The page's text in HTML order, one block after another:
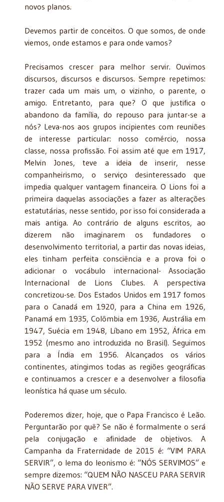
novos planos.
Devemos partir de conceitos. O que somos, de onde
viemos, onde estamos e para onde vamos?
Precisamos crescer para melhor servir. Ouvimos
discursos, discursos e discursos. Sempre repetimos:
trazer cada um mais um, o vizinho, o parente, o
amigo. Entretanto, para que? O que justifica o
abandono da família, do repouso para juntar-se a
nós? Leva-nos aos grupos incipientes com reuniões
de interesse particular: nosso comércio, nossa
classe, nossa profissão. Foi assim até que em 1917,
Melvin Jones, teve a ideia de inserir, nesse
companheirismo, o serviço desinteressado que
impedia qualquer vantagem financeira. O Lions foi a
primeira daquelas associações a fazer as alterações
estatutárias, nesse sentido, por isso foi considerada a
mais antiga. Ao contrário de alguns escritos, ao
dizerem não imaginarem os fundadores o
desenvolvimento territorial, a partir das novas ideias,
eles tinham perfeita consciência e a prova foi o
adicionar o vocábulo internacional- Associação
Internacional de Lions Clubes. A perspectiva
concretizou-se. Dos Estados Unidos em 1917 fomos
para o Canadá em 1920, para a China em 1926,
Panamá em 1935, Colômbia em 1936, Austrália em
1947, Suécia em 1948, Líbano em 1952, África em
1952 (mesmo ano introduzida no Brasil). Seguimos
para a Índia em 1956. Alcançados os vários
continentes, atingimos todas as regiões geográficas
e continuamos a crescer e a desenvolver a filosofia
leonística há quase um século.
Poderemos dizer, hoje, que o Papa Francisco é Leão.
Perguntarão por quê? Se não é formalmente o será
pela conjugação e afinidade de objetivos. A
Campanha da Fraternidade de 2015 é: “VIM PARA
SERVIR”, o lema do leonismo é: “NÓS SERVIMOS” e
sempre dizemos: “QUEM NÃO NASCEU PARA SERVIR
NÃO SERVE PARA VIVER”.